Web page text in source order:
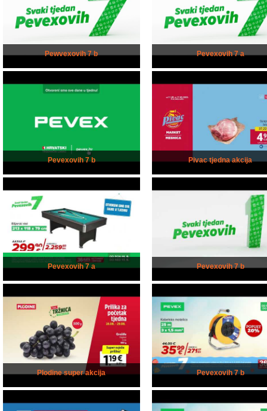
Pewvexovih 7 b Pevexovih 7 a
Pevexovih 7 b Pivac tjedna akcija
Pevexovih 7 a Pevexovih 7 b
Plodine super akcija Pevexovih 7 b